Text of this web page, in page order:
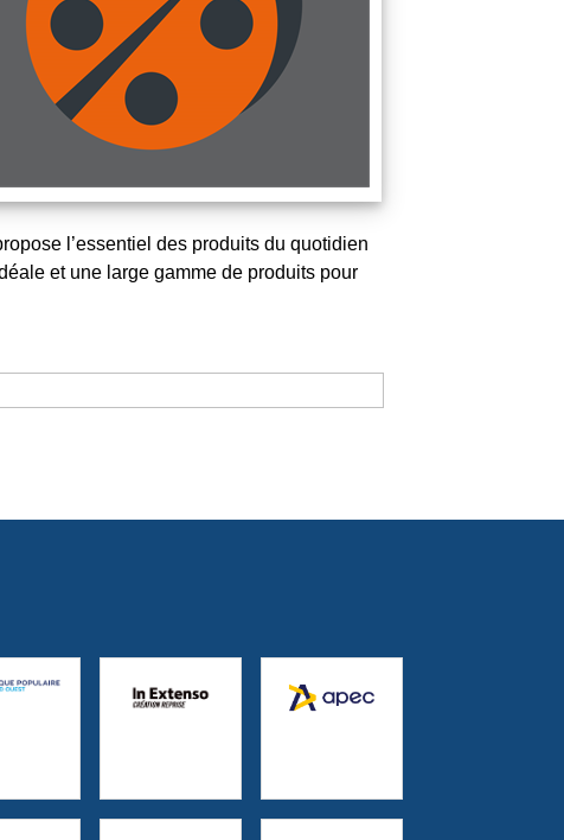
l’essentiel des produits du quotidien
et une large gamme de produits pour